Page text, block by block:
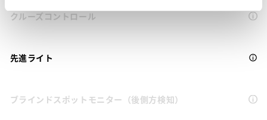
クルーズコントロール
先進ライト
ブラインドスポットモニター（後側方検知）